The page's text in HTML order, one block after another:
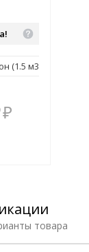
(1.5 м3)
₽
товара